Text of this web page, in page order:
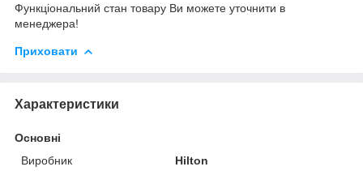
Функціональний стан товару Ви можете уточнити в
менеджера!
Приховати
Характеристики
Основні
Виробник
Hilton